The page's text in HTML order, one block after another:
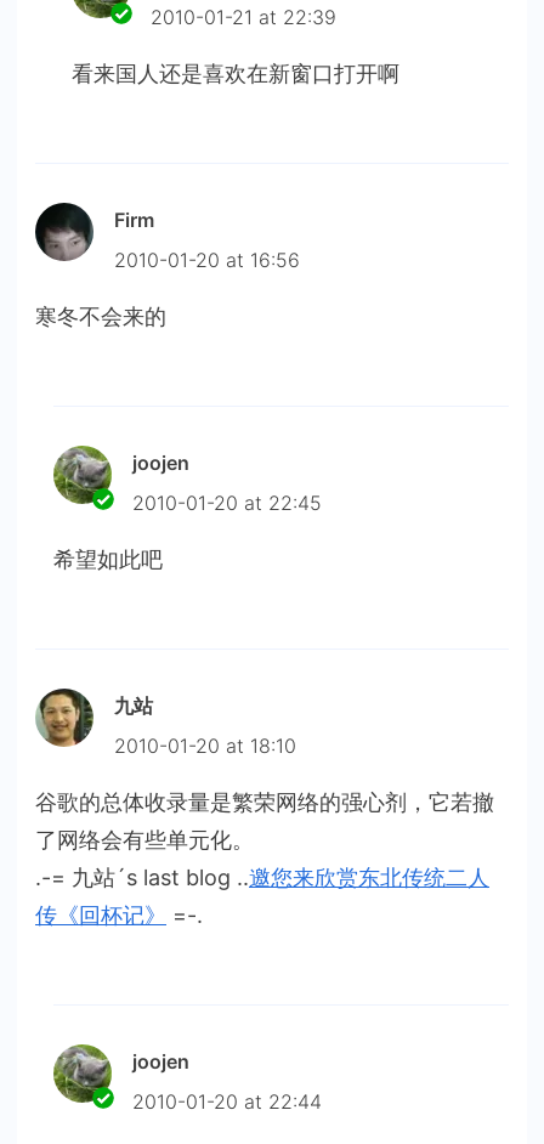
2010-01-21 at 22:39
看来国人还是喜欢在新窗口打开啊
Firm
2010-01-20 at 16:56
寒冬不会来的
joojen
2010-01-20 at 22:45
希望如此吧
九站
2010-01-20 at 18:10
谷歌的总体收录量是繁荣网络的强心剂，它若撤
了网络会有些单元化。
.-= 九站´s last blog ..邀您来欣赏东北传统二人
传《回杯记》
=-.
joojen
2010-01-20 at 22:44